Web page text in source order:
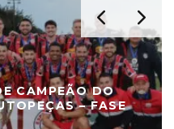
CAMPEÃO DO
– FASE